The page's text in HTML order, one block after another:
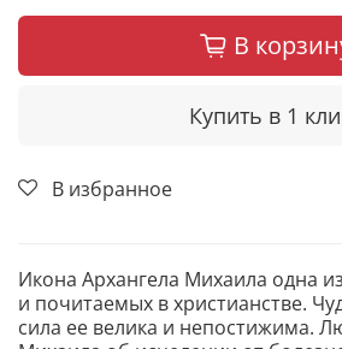
В
Купить в 1
В избранное
Икона Архангела Михаила одна
и почитаемых в христианстве.
сила ее велика и непостижима.